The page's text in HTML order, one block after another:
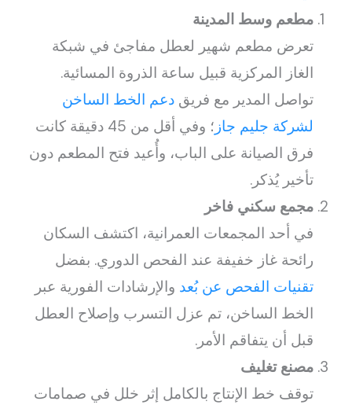
مطعم وسط المدينة
تعرض مطعم شهير لعطل مفاجئ في شبكة
الغاز المركزية قبيل ساعة الذروة المسائية.
تواصل المدير مع فريقدعم الخط الساخن
لشركة جليم جاز
؛ وفي أقل من 45 دقيقة كانت
فرق الصيانة على الباب، وأُعيد فتح المطعم دون
تأخير يُذكر.
مجمع سكني فاخر
في أحد المجمعات العمرانية، اكتشف السكان
رائحة غاز خفيفة عند الفحص الدوري. بفضل
تقنيات الفحص عن بُعد والإرشادات الفورية عبر
الخط الساخن، تم عزل التسرب وإصلاح العطل
قبل أن يتفاقم الأمر.
مصنع تغليف
توقف خط الإنتاج بالكامل إثر خلل في صمامات